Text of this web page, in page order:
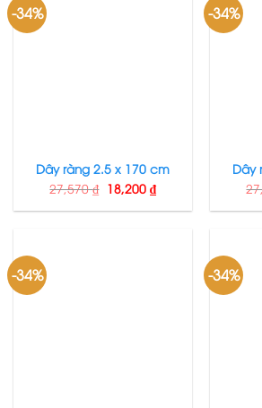
-34%
Dây ràng 2.5 x 170 cm
27,570₫ 18,200 ₫
-34%
Dây
-34% -34%